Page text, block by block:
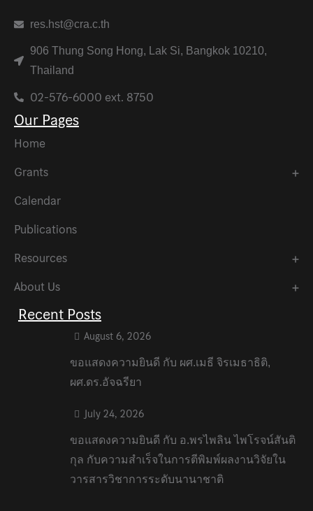
res.hst@cra.c.th
906 Thung Song Hong, Lak Si, Bangkok 10210,
Thailand
02-576-6000 ext. 8750
Our Pages
Home
Grants
Calendar
Publications
Resources
About Us
Recent Posts
August 6, 2026
ขอแสดงความยินดี กับ ผศ.เมธี จิรเมธาธิติ,
ผศ.ดร.อัจฉรียา
July 24, 2026
ขอแสดงความยินดี กับ อ.พรไพลิน ไพโรจน์สันติ
กุล กับความสำเร็จในการตีพิมพ์ผลงานวิจัยใน
วารสารวิชาการระดับนานาชาติ